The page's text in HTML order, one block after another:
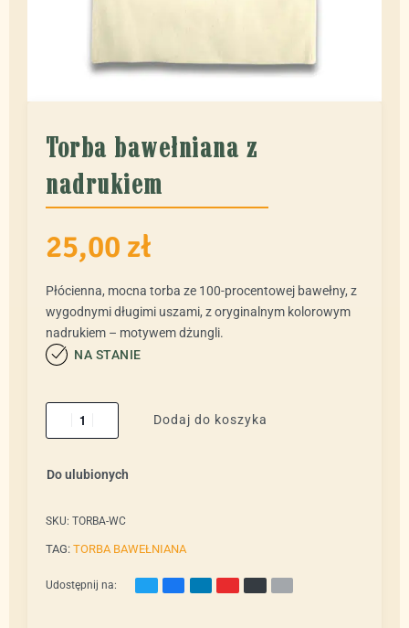
Torba bawełniana z
nadrukiem
25,00 zł
Płócienna, mocna torba ze 100-procentowej bawełny, z
wygodnymi długimi uszami, z oryginalnym kolorowym
nadrukiem – motywem dżungli.
NA STANIE
Dodaj do koszyka
Do ulubionych
SKU: TORBA-WC
TAG: TORBA BAWEŁNIANA
Udostępnij na: